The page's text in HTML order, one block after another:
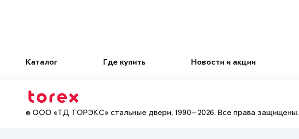
Каталог Где купить Новости и акции
© ООО «ТД ТОРЭКС» стальные двери, 1990—2026. Все права защищены.